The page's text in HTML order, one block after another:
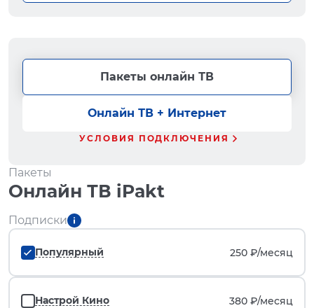
Пакеты онлайн ТВ
Онлайн ТВ + Интернет
УСЛОВИЯ ПОДКЛЮЧЕНИЯ
Пакеты
Онлайн ТВ iPakt
Подписки
Популярный 250 ₽/месяц
Настрой Кино 380 ₽/месяц